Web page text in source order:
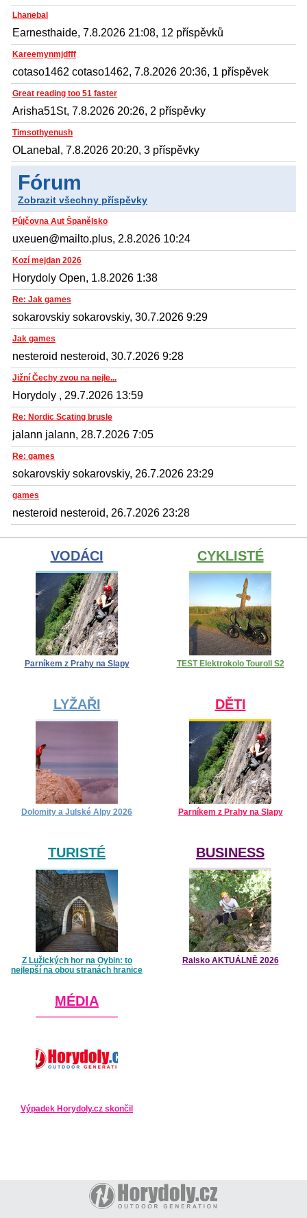
Lhanebal
Earnesthaide, 7.8.2026 21:08, 12 příspěvků
Kareemynmjdfff
cotaso1462 cotaso1462, 7.8.2026 20:36, 1 příspěvek
Great reading too 51 faster
Arisha51St, 7.8.2026 20:26, 2 příspěvky
Timsothyenush
OLanebal, 7.8.2026 20:20, 3 příspěvky
Fórum
Zobrazit všechny příspěvky
Půjčovna Aut Španělsko
uxeuen@mailto.plus, 2.8.2026 10:24
Kozí mejdan 2026
Horydoly Open, 1.8.2026 1:38
Re: Jak games
sokarovskiy sokarovskiy, 30.7.2026 9:29
Jak games
nesteroid nesteroid, 30.7.2026 9:28
Jižní Čechy zvou na nejle...
Horydoly , 29.7.2026 13:59
Re: Nordic Scating brusle
jalann jalann, 28.7.2026 7:05
Re: games
sokarovskiy sokarovskiy, 26.7.2026 23:29
games
nesteroid nesteroid, 26.7.2026 23:28
VODÁCI
Parníkem z Prahy na Slapy
CYKLISTÉ
TEST Elektrokolo Touroll S2
LYŽAŘI
Dolomity a Julské Alpy 2026
DĚTI
Parníkem z Prahy na Slapy
TURISTÉ
Z Lužických hor na Oybin: to
nejlepší na obou stranách hranice
BUSINESS
Ralsko AKTUÁLNĚ 2026
MÉDIA
Výpadek Horydoly.cz skončil